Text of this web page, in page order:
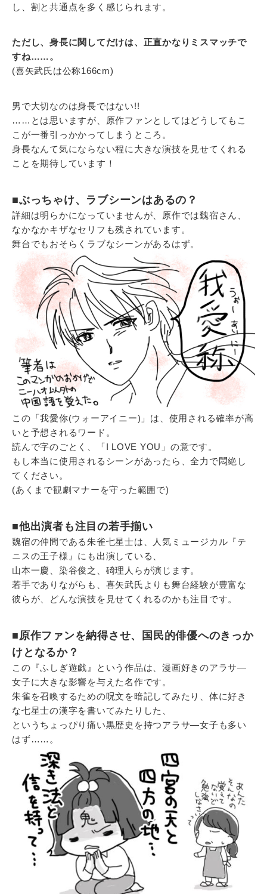
し、割と共通点を多く感じられます。
ただし、身長に関してだけは、正直かなりミスマッチで
すね……。
(喜矢武氏は公称166cm)
男で大切なのは身長ではない!!
……とは思いますが、原作ファンとしてはどうしてもこ
こが一番引っかかってしまうところ。
身長なんて気にならない程に大きな演技を見せてくれる
ことを期待しています！
■ぶっちゃけ、ラブシーンはあるの？
詳細は明らかになっていませんが、原作では魏宿さん、
なかなかキザなセリフも残されています。
舞台でもおそらくラブなシーンがあるはず。
この「我愛你(ウォーアイニー)」は、使用される確率が高
いと予想されるワード。
読んで字のごとく、「I LOVE YOU」の意です。
もし本当に使用されるシーンがあったら、全力で悶絶し
てください。
(あくまで観劇マナーを守った範囲で)
■他出演者も注目の若手揃い
魏宿の仲間である朱雀七星士は、人気ミュージカル『テ
ニスの王子様』にも出演している、
山本一慶、染谷俊之、碕理人らが演じます。
若手でありながらも、喜矢武氏よりも舞台経験が豊富な
彼らが、どんな演技を見せてくれるのかも注目です。
■原作ファンを納得させ、国民的俳優へのきっか
けとなるか？
この『ふしぎ遊戯』という作品は、漫画好きのアラサ―
女子に大きな影響を与えた名作です。
朱雀を召喚するための呪文を暗記してみたり、体に好き
な七星士の漢字を書いてみたりした、
というちょっぴり痛い黒歴史を持つアラサ―女子も多い
はず……。